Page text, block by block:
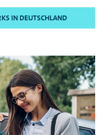
IN DEUTSCHLAND